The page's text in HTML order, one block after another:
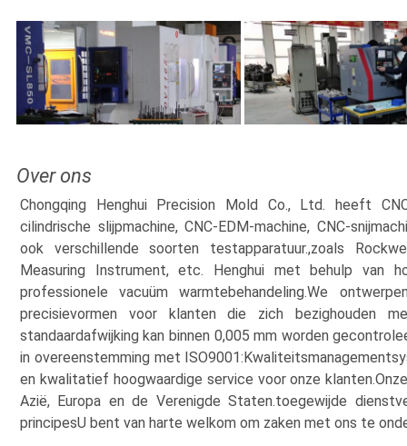
Over ons
Chongqing Henghui Precision Mold Co., Ltd. heeft
cilindrische slijpmachine, CNC-EDM-machine, CNC-
ook verschillende soorten testapparatuur.,zoals
Measuring Instrument, etc. Henghui met behulp van
professionele vacuüm warmtebehandeling.We
precisievormen voor klanten die zich bezighouden
standaardafwijking kan binnen 0,005 mm worden
in overeenstemming met
en kwalitatief hoogwaardige service voor onze
Azië, Europa en de Verenigde Staten.toegewijde
principesU bent van harte welkom om zaken met ons te